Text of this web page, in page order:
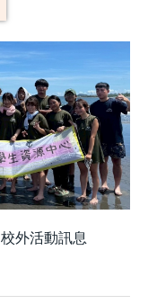
校外活動訊息